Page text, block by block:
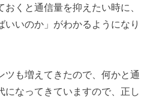
くと通信量を抑えたい時に、
いいのか」がわかるようになり
ツも増えてきたので、何かと通
になってきていますので、正し